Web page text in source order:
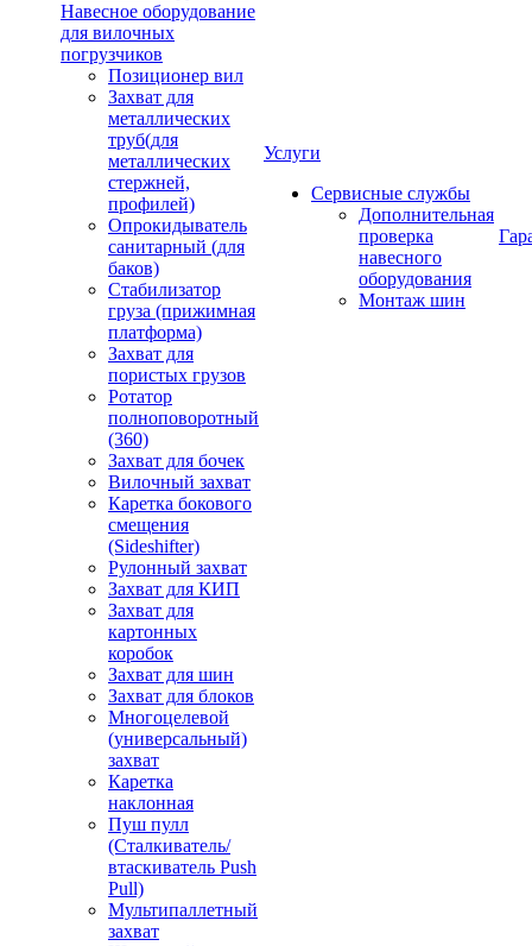
Навесное оборудование
для вилочных
погрузчиков
Позиционер вил
Захват для
металлических
труб(для
металлических
стержней,
профилей)
Опрокидыватель
санитарный (для
баков)
Стабилизатор
груза (прижимная
платформа)
Захват для
пористых грузов
Ротатор
полноповоротный
(360)
Захват для бочек
Вилочный захват
Каретка бокового
смещения
(Sideshifter)
Рулонный захват
Захват для КИП
Захват для
картонных
коробок
Захват для шин
Захват для блоков
Многоцелевой
(универсальный)
захват
Каретка
наклонная
Пуш пулл
(Сталкиватель/
втаскиватель Push
Pull)
Мультипаллетный
захват
Услуги
Сервисные службы
Дополнительная
проверка
навесного
оборудования
Монтаж шин